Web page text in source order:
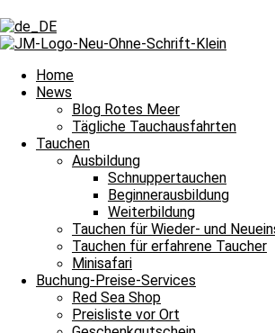
Home
News
Blog Rotes Meer
Tägliche Tauchausfahrten
Tauchen
Ausbildung
Schnuppertauchen
Beginnerausbildung
Weiterbildung
Tauchen für Wieder- und
Tauchen für erfahrene Taucher
Minisafari
Buchung-Preise-Services
Red Sea Shop
Preisliste vor Ort
Schlagwort: Raubfisch
Schlagwort: Raubfisch
Die Graue Muräne – Ein Raubfisch
Die Graue Muräne – Ein Raubfisch Wusstet
Weiterlesen »
Keine Kommentare
Impressum
Datenschutz
Kontakt
Stellenangebote / Jobsuche
Red Sea Partner
Red Sea Shop